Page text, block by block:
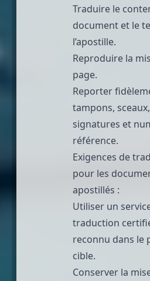
Traduire le
document et le
l’apostille.
Reproduire la
page.
Reporter
tampons, sceaux,
signatures et
référence.
Exigences de
pour les
apostillés :
Utiliser un
traduction
reconnu dans le
cible.
Conserver la